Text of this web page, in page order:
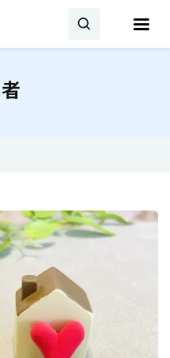
労働時間
産休
事業所
雇用保険